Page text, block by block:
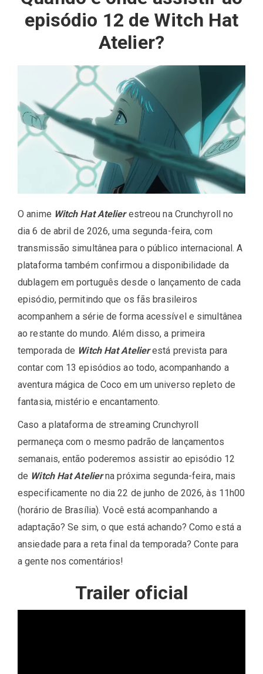
episódio 12 de Witch Hat
Atelier?
O anime Witch Hat Atelierestreou na Crunchyroll no
dia 6 de abril de 2026, uma segunda-feira, com
transmissão simultânea para o público internacional. A
plataforma também confirmou a disponibilidade da
dublagem em português desde o lançamento de cada
episódio, permitindo que os fãs brasileiros
acompanhem a série de forma acessível e simultânea
ao restante do mundo. Além disso, a primeira
temporada de Witch Hat Atelierestá prevista para
contar com 13 episódios ao todo, acompanhando a
aventura mágica de Coco em um universo repleto de
fantasia, mistério e encantamento.
Caso a plataforma de streaming Crunchyroll
permaneça com o mesmo padrão de lançamentos
semanais, então poderemos assistir ao episódio 12
de Witch Hat Atelierna próxima segunda-feira, mais
especificamente no dia 22 de junho de 2026, às 11h00
(horário de Brasília). Você está acompanhando a
adaptação? Se sim, o que está achando? Como está a
ansiedade para a reta final da temporada? Conte para
a gente nos comentários!
Trailer oficial